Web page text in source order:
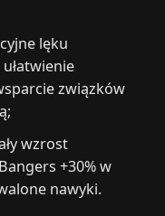
lęku
związków
wzrost
+30% w
nawyki.